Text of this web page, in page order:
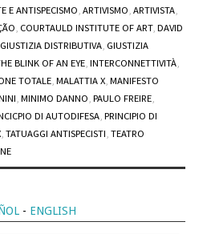
E ANTISPECISMO,ARTIVISMO,ARTIVISTA,
, COURTAULD INSTITUTE OF ART,DAVID
GIUSTIZIA DISTRIBUTIVA, GIUSTIZIA
BLINK OF AN EYE,INTERCONNETTIVITÀ,
TOTALE,MALATTIA X,MANIFESTO
,MINIMO DANNO,PAULO FREIRE,
DI AUTODIFESA,PRINCIPIO DI
,TATUAGGI ANTISPECISTI,TEATRO
- ENGLISH